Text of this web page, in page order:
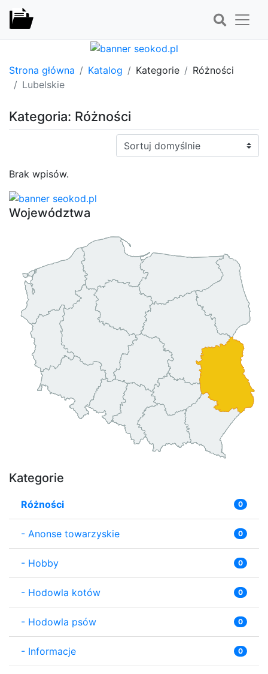
Strona główna Katalog Kategorie
Różności
Lubelskie
Kategoria: Różności
Sortuj:
Brak wpisów.
Województwa
Kategorie
Różności 0
- Anonse towarzyskie 0
- Hobby 0
- Hodowla kotów 0
- Hodowla psów 0
- Informacje 0